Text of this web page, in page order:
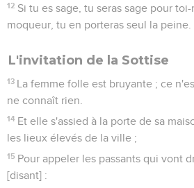
12 Si tu es sage, tu seras sage pour
moqueur, tu en porteras seul la peine.
L'invitation de la Sottise
13 La femme folle est bruyante ; ce
ne connaît rien.
14 Et elle s'assied à la porte de sa
les lieux élevés de la ville ;
15 Pour appeler les passants qui vont
[disant] :